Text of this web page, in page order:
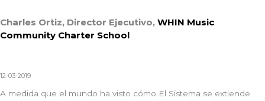
Charles Ortiz, Director Ejecutivo, WHIN Music
Community Charter School
12-03-2019
A medida que el mundo ha visto cómo El Sistema se extiende